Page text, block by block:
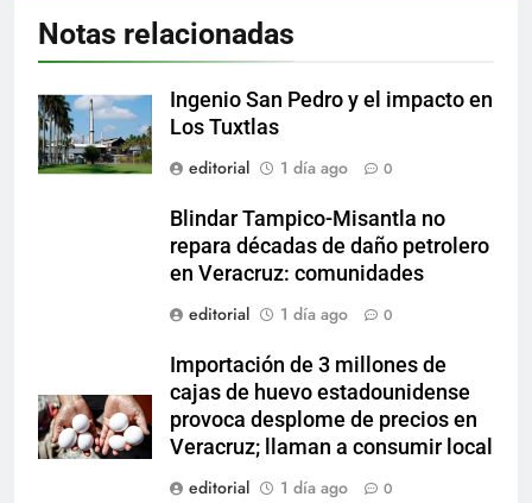
Notas relacionadas
Ingenio San Pedro y el impacto en
Los Tuxtlas
editorial
1 día ago 0
Blindar Tampico-Misantla no
repara décadas de daño petrolero
en Veracruz: comunidades
editorial
1 día ago 0
Importación de 3 millones de
cajas de huevo estadounidense
provoca desplome de precios en
Veracruz; llaman a consumir local
editorial
1 día ago 0